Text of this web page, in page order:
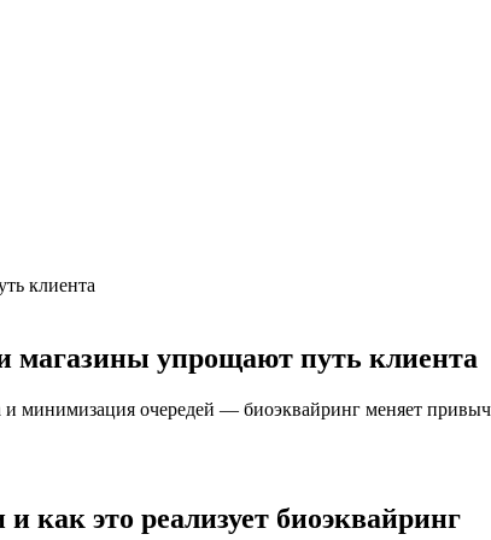
магазины упрощают путь клиента
и минимизация очередей — биоэквайринг меняет
это реализует биоэквайринг